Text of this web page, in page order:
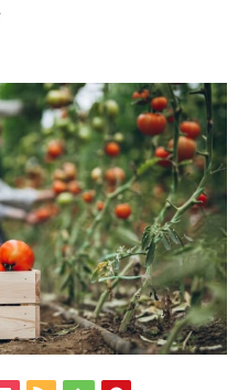
メント
メントとは
イト
メント販売サイト